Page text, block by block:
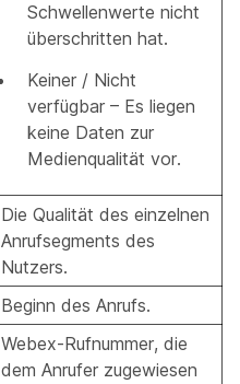
Schwellenwerte nicht
überschritten hat.
Keiner / Nicht
verfügbar – Es liegen
keine Daten zur
Medienqualität vor.
Die Qualität des einzelnen
Anrufsegments des
Nutzers.
Beginn des Anrufs.
Webex-Rufnummer, die
dem Anrufer zugewiesen